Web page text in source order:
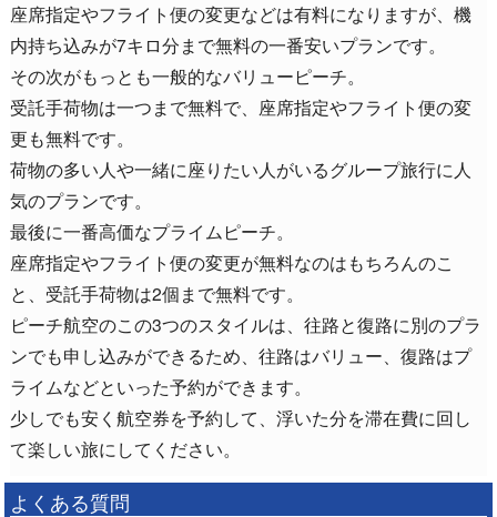
座席指定やフライト便の変更などは有料になりますが、機
内持ち込みが7キロ分まで無料の一番安いプランです。
その次がもっとも一般的なバリューピーチ。
受託手荷物は一つまで無料で、座席指定やフライト便の変
更も無料です。
荷物の多い人や一緒に座りたい人がいるグループ旅行に人
気のプランです。
最後に一番高価なプライムピーチ。
座席指定やフライト便の変更が無料なのはもちろんのこ
と、受託手荷物は2個まで無料です。
ピーチ航空のこの3つのスタイルは、往路と復路に別のプラ
ンでも申し込みができるため、往路はバリュー、復路はプ
ライムなどといった予約ができます。
少しでも安く航空券を予約して、浮いた分を滞在費に回し
て楽しい旅にしてください。
よくある質問